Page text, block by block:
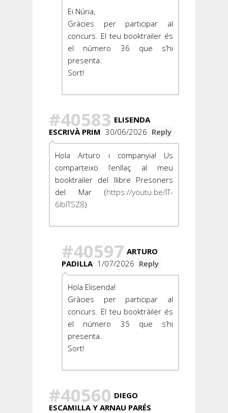
Ei Núria,
Gràcies per participar al
concurs. El teu booktrailer és
el número 36 que s’hi
presenta.
Sort!
#40583 ELISENDA
ESCRIVÀ PRIM 30/06/2026 Reply
Hola Arturo i companyia! Us
comparteixo l’enllaç al meu
booktrailer del llibre Presoners
del Mar (https://youtu.be/lT-
6IbITSZ8)
#40597 ARTURO
PADILLA 1/07/2026 Reply
Hola Elisenda!
Gràcies per participar al
concurs. El teu booktràiler és
el número 35 que s’hi
presenta.
Sort!
#40560 DIEGO
ESCAMILLA Y ARNAU PARÉS